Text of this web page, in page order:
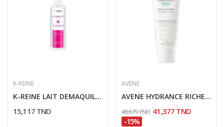
K-REINE
K-REINE LAIT DEMAQUILLANT YEUX & VISAGE 200ML
15,117 TND
AVENE
AVENE HYDRANCE RICHE CREME HYDRATANTE 40ML
48,679 TND 41,377 TND
-15%